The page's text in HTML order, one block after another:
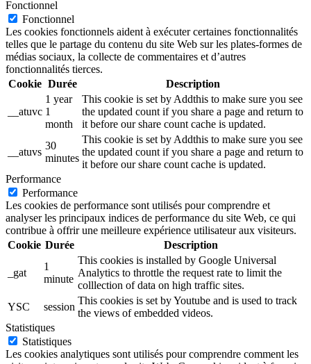
Fonctionnel
Fonctionnel
Les cookies fonctionnels aident à exécuter certaines fonctionnalités
telles que le partage du contenu du site Web sur les plates-formes de
médias sociaux, la collecte de commentaires et d’autres
fonctionnalités tierces.
Cookie Durée Description
__atuvc
1 year
1
month
This cookie is set by Addthis to make sure you see
the updated count if you share a page and return to
it before our share count cache is updated.
__atuvs
30
minutes
This cookie is set by Addthis to make sure you see
the updated count if you share a page and return to
it before our share count cache is updated.
Performance
Performance
Les cookies de performance sont utilisés pour comprendre et
analyser les principaux indices de performance du site Web, ce qui
contribue à offrir une meilleure expérience utilisateur aux visiteurs.
Cookie Durée Description
_gat
1
minute
This cookies is installed by Google Universal
Analytics to throttle the request rate to limit the
colllection of data on high traffic sites.
YSC
session
This cookies is set by Youtube and is used to track
the views of embedded videos.
Statistiques
Statistiques
Les cookies analytiques sont utilisés pour comprendre comment les